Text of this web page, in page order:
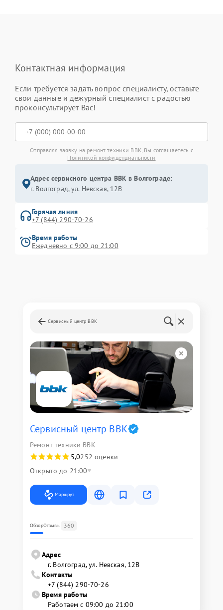
Контактная информация
Если требуется задать вопрос специалисту, оставьте
свои данные и дежурный специалист с радостью
проконсультирует Вас!
Отправляя заявку на ремонт техники BBK, Вы соглашаетесь с
Политикой конфиденциальности
Адрес сервисного центра BBK в Волгограде:
г. Волгоград, ул. Невская, 12В
Горячая линия
+7 (844) 290-70-26
Время работы
Ежедневно с 9:00 до 21:00
Сервисный центр BBK
Сервисный центр BBK
Ремонт техники BBK
5,0252 оценки
Открыто до 21:00
Маршрут
ОбзорОтзывы 360
Адрес
г. Волгоград, ул. Невская, 12В
Контакты
+7 (844) 290-70-26
Время работы
Работаем с 09:00 до 21:00